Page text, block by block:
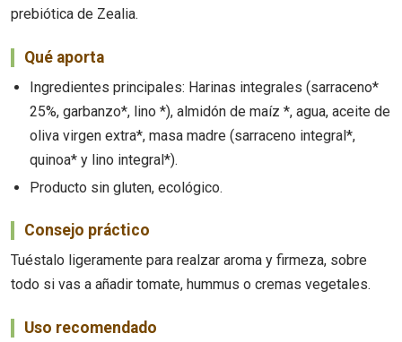
prebiótica de Zealia.
Qué aporta
Ingredientes principales: Harinas integrales (sarraceno*
25%, garbanzo*, lino *), almidón de maíz *, agua, aceite de
oliva virgen extra*, masa madre (sarraceno integral*,
quinoa* y lino integral*).
Producto sin gluten, ecológico.
Consejo práctico
Tuéstalo ligeramente para realzar aroma y firmeza, sobre
todo si vas a añadir tomate, hummus o cremas vegetales.
Uso recomendado